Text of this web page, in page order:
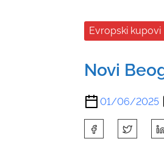
Evropski kupovi
Novi
01/06/2025
h